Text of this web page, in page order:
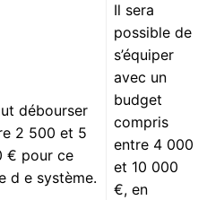
débourser
2 500 et 5
€ pour ce
d e système.
Il sera
possible de
s’équiper
avec un
budget
compris
entre 4 000
et 10 000
€, en